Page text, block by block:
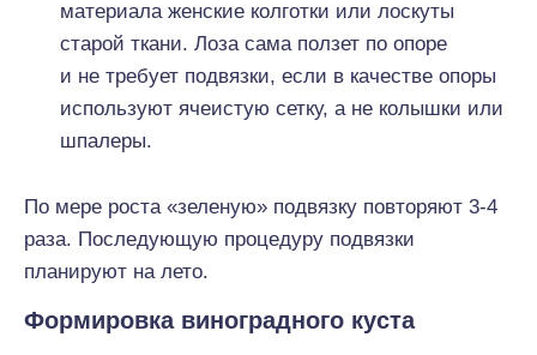
материала женские колготки или лоскуты
старой ткани. Лоза сама ползет по опоре
и не требует подвязки, если в качестве опоры
используют ячеистую сетку, а не колышки или
шпалеры.
По мере роста «зеленую» подвязку повторяют 3-4
раза. Последующую процедуру подвязки
планируют на лето.
Формировка виноградного куста